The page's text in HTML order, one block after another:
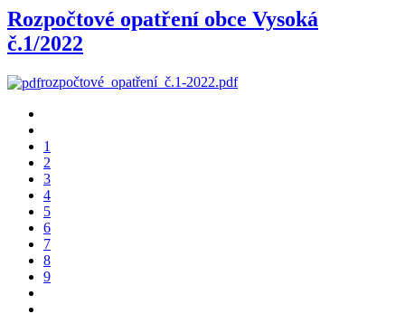
Rozpočtové opatření obce Vysoká
č.1/2022
rozpočtové_opatření_č.1-2022.pdf
1
2
3
4
5
6
7
8
9